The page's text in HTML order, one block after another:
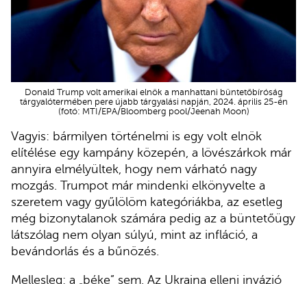
Donald Trump volt amerikai elnök a manhattani büntetőbíróság
tárgyalótermében pere újabb tárgyalási napján, 2024. április 25-én
(fotó: MTI/EPA/Bloomberg pool/Jeenah Moon)
Vagyis: bármilyen történelmi is egy volt elnök
elítélése egy kampány közepén, a lövészárkok már
annyira elmélyültek, hogy nem várható nagy
mozgás. Trumpot már mindenki elkönyvelte a
szeretem vagy gyűlölöm kategóriákba, az esetleg
még bizonytalanok számára pedig az a büntetőügy
látszólag nem olyan súlyú, mint az infláció, a
bevándorlás és a bűnözés.
Mellesleg: a „béke” sem. Az Ukrajna elleni invázió